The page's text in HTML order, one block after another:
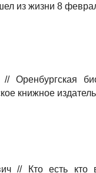
из жизни 8
Оренбургская
книжное
// Кто есть кто